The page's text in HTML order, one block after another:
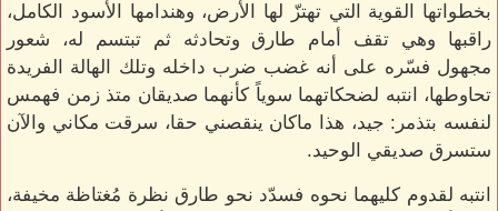
بخطواتها القوية التي تهتزّ لها الأرض، وهندامها الأسود الكامل،
راقبها وهي تقف أمام طارق وتحادثه ثم تبتسم له، شعور
مجهول فسّره على أنه غضب ضرب داخله وتلك الهالة الفريدة
تحاوطها، انتبه لضحكاتهما سوياً كأنهما صديقان متذ زمن فهمس
لنفسه بتذمر: جيد، هذا ماكان ينقصني حقا، سرقت مكاني والآن
ستسرق صديقي الوحيد.
انتبه لقدوم كليهما نحوه فسدّد نحو طارق نظرة مُغتاظة مخيفة،